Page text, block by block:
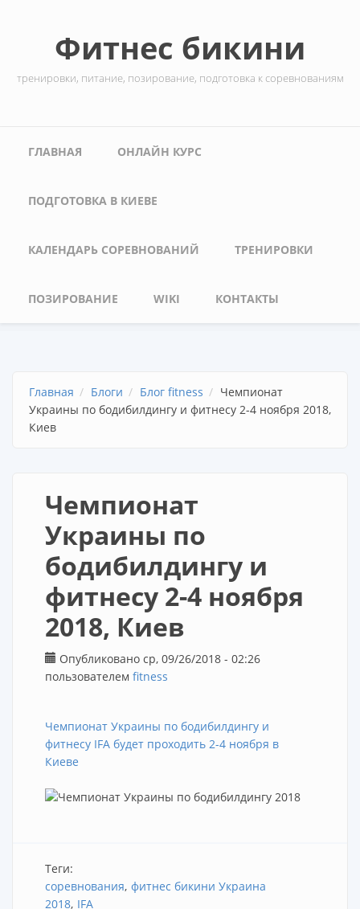
Фитнес бикини
тренировки, питание, позирование, подготовка к соревнованиям
Главное меню
ГЛАВНАЯ ОНЛАЙН КУРС
ПОДГОТОВКА В КИЕВЕ
КАЛЕНДАРЬ СОРЕВНОВАНИЙ ТРЕНИРОВКИ
ПОЗИРОВАНИЕ WIKI КОНТАКТЫ
Главная Блоги Блог fitness
Чемпионат
Украины по бодибилдингу и фитнесу 2-4 ноября 2018,
Киев
Чемпионат
Украины по
бодибилдингу и
фитнесу 2-4 ноября
2018, Киев
Опубликовано ср, 09/26/2018 - 02:26
пользователем fitness
Чемпионат Украины по бодибилдингу и
фитнесу IFA будет проходить 2-4 ноября в
Киеве
Теги:
соревнования фитнес бикини Украина
2018 IFA